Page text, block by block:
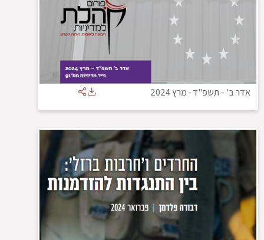
אדר ב' - תשפ"ד-מרץ 2024